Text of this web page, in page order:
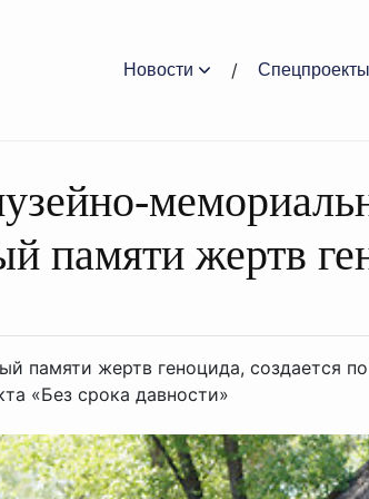
Новости Спецпроекты
памяти жертв
памяти жертв геноцида, создается
«Без срока давности»